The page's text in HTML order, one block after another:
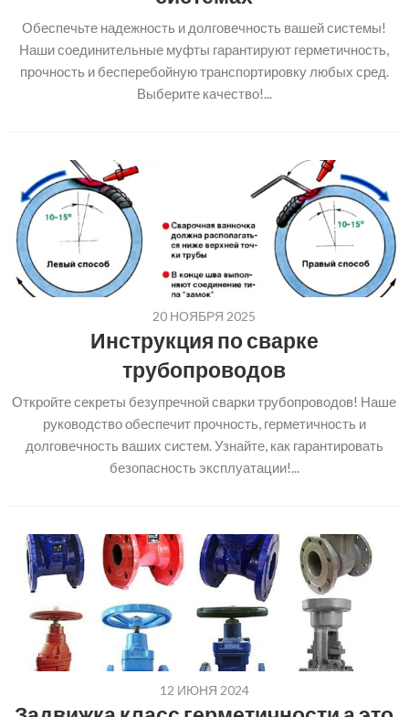
Обеспечьте надежность и долговечность вашей системы!
Наши соединительные муфты гарантируют герметичность,
прочность и бесперебойную транспортировку любых сред.
Выберите качество!...
20 НОЯБРЯ 2025
Инструкция по сварке
трубопроводов
Откройте секреты безупречной сварки трубопроводов! Наше
руководство обеспечит прочность, герметичность и
долговечность ваших систем. Узнайте, как гарантировать
безопасность эксплуатации!...
12 ИЮНЯ 2024